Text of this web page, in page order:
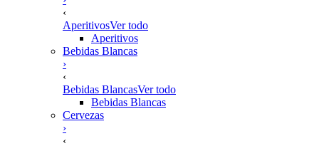
‹
AperitivosVer todo
Aperitivos
Bebidas Blancas
›
‹
Bebidas BlancasVer todo
Bebidas Blancas
Cervezas
›
‹